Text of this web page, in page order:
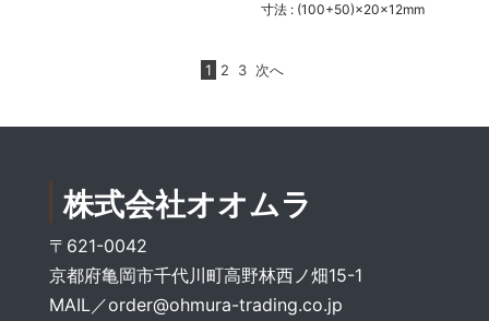
寸法 : (100+50)×20×12mm
1 2 3 次へ
株式会社オオムラ
〒621-0042
京都府亀岡市千代川町高野林西ノ畑15-1
MAIL／order@ohmura-trading.co.jp